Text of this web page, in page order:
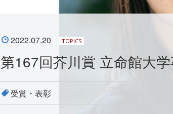
2022.07.20 TOPICS
第167回芥川賞 立命館大
受賞・表彰